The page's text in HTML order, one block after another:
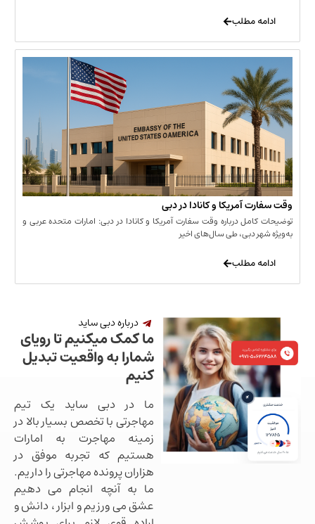
آمریکا و کانادا در دبی
درباره وقت سفارت آمریکا و کانادا در دبی: امارات متحده عربی و
دبی، طی سال‌های اخیر
درباره دبی ساید
ما کمک میکنیم تا رویای
شمارا به واقعیت تبدیل
کنیم
ما در دبی ساید یک تیم
مهاجرتی با تخصص بسیار بالا در
زمینه مهاجرت به امارات
هستیم که تجربه موفق در
هزاران پرونده مهاجرتی را داریم.
ما به آنچه انجام می دهیم
عشق می ورزیم و ابزار ، دانش و